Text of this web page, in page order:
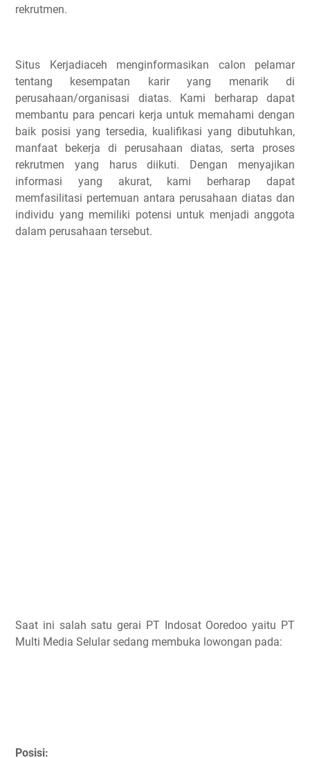
rekrutmen.
Situs Kerjadiaceh menginformasikan calon pelamar
tentang kesempatan karir yang menarik di
perusahaan/organisasi diatas. Kami berharap dapat
membantu para pencari kerja untuk memahami dengan
baik posisi yang tersedia, kualifikasi yang dibutuhkan,
manfaat bekerja di perusahaan diatas, serta proses
rekrutmen yang harus diikuti. Dengan menyajikan
informasi yang akurat, kami berharap dapat
memfasilitasi pertemuan antara perusahaan diatas dan
individu yang memiliki potensi untuk menjadi anggota
dalam perusahaan tersebut.
Saat ini salah satu gerai PT Indosat Ooredoo yaitu PT
Multi Media Selular sedang membuka lowongan pada:
Posisi: